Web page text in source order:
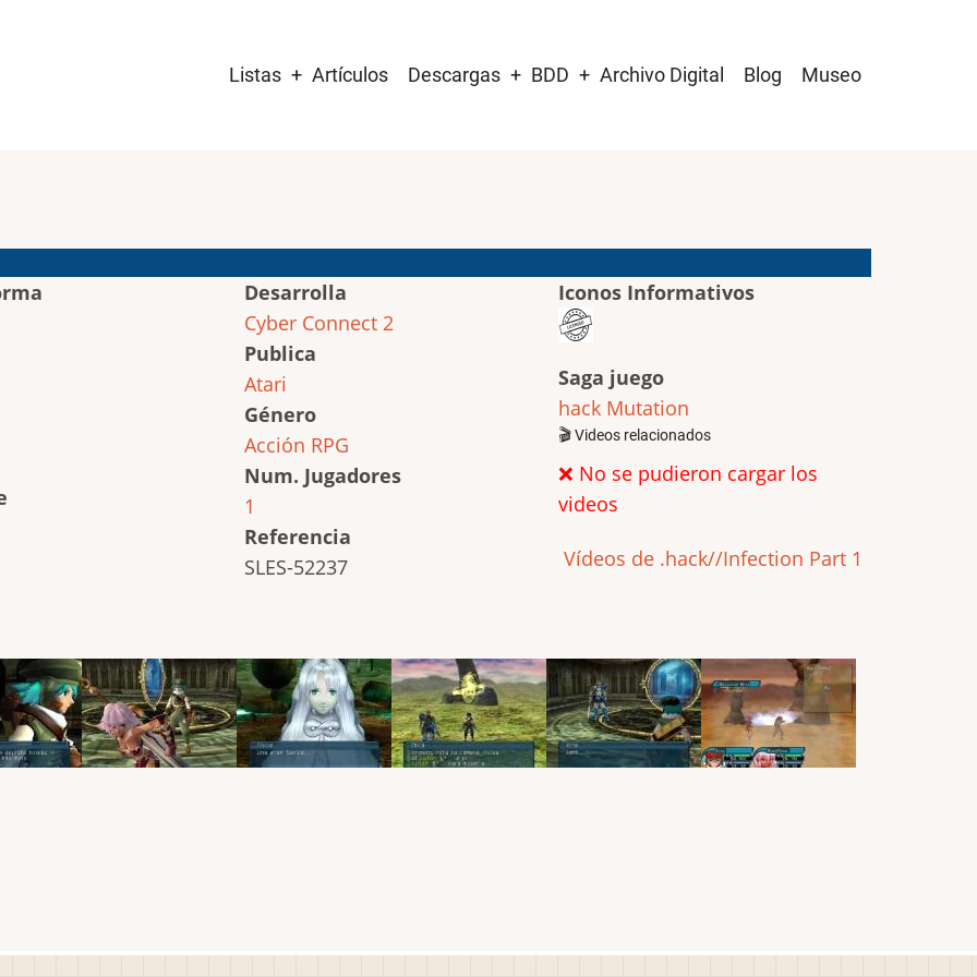
navigation
Listas Artículos Descargas BDD Archivo Digital Blog Museo
Desarrolla
Cyber Connect 2
Publica
Atari
Género
Acción RPG
Num. Jugadores
1
Referencia
SLES-52237
Iconos Informativos
Saga juego
hack Mutation
🎬 Videos relacionados
❌ No se pudieron cargar los
videos
Vídeos de .hack//Infection Part 1